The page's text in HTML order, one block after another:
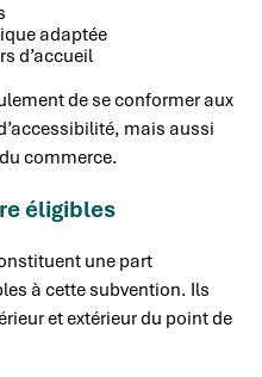
adaptée
d’accueil
de se conformer aux
mais aussi
commerce.
éligibles
une part
à cette subvention. Ils
et extérieur du point de